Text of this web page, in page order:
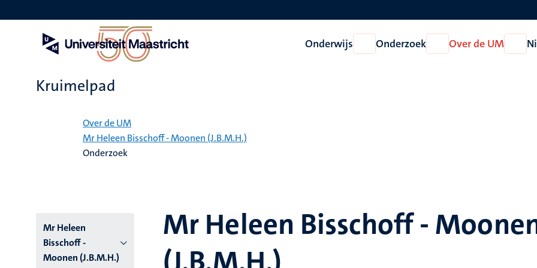
en
Onderwijs
Open
Onderwijs
Onderzoek
Open
Onderzoek
Over de UM
Open
Over
Kruimelpad
Over de UM
Mr Heleen Bisschoff - Moonen (J.B.M.H.)
Onderzoek
Mr Heleen
Bisschoff -
Moonen (J.B.M.H.)
Mr Heleen Bisschoff -